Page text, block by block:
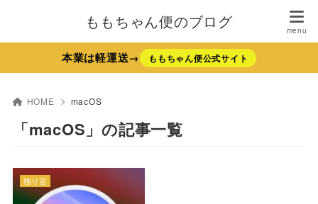
ももちゃん便のブログ
本業は軽運送→ ももちゃん便公式サイト
HOME macOS
「macOS」の記事一覧
独り言